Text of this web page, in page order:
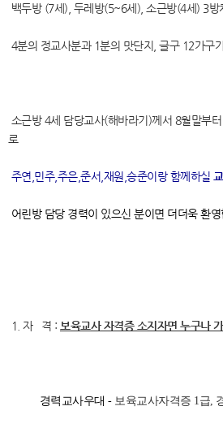
백두방 (7세), 두레방(5~6세), 소근방(4세) 3방
4분의 정교사분과 1분의 맛단지, 글구 12가구
소근방 4세 담당교사(해바라기)께서 8월말부
로
주연,민주,주은,준서,재원,승준이랑 함께하실
어린방 담당 경력이 있으신 분이면 더더욱 환영
1. 자 격 : 보육교사 자격증 소지자면 누구나
경력교사우대 -보육교사자격증 1급,